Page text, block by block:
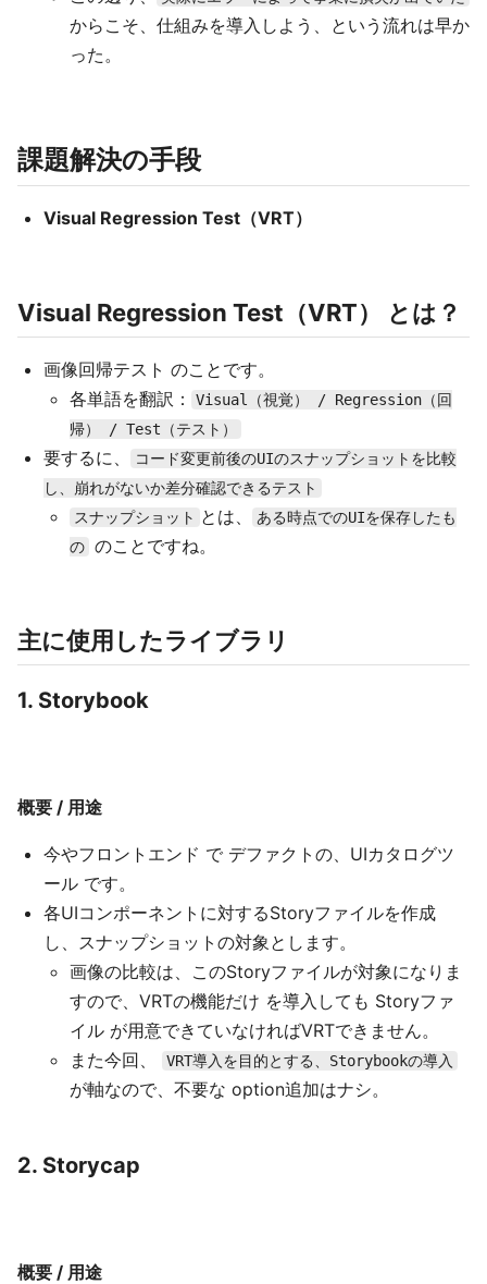
からこそ、仕組みを導入しよう、という流れは早か
った。
課題解決の手段
Visual Regression Test（VRT）
Visual Regression Test（VRT） とは？
画像回帰テスト のことです。
各単語を翻訳：
Visual（視覚） / Regression（回
帰） / Test（テスト）
要するに、
コード変更前後のUIのスナップショットを比較
し、崩れがないか差分確認できるテスト
スナップショット とは、
ある時点でのUIを保存したも
の のことですね。
主に使用したライブラリ
1. Storybook
概要 / 用途
今やフロントエンド で デファクトの、UIカタログツ
ール です。
各UIコンポーネントに対するStoryファイルを作成
し、スナップショットの対象とします。
画像の比較は、このStoryファイルが対象になりま
すので、VRTの機能だけ を導入しても Storyファ
イル が用意できていなければVRTできません。
また今回、
VRT導入を目的とする、Storybookの導入
が軸なので、不要な option追加はナシ。
2. Storycap
概要 / 用途